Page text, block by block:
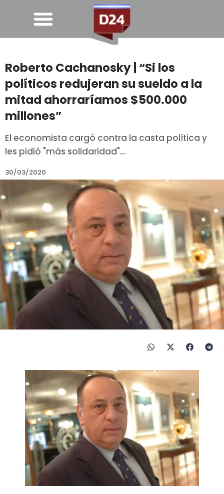
Roberto Cachanosky | “Si los
políticos redujeran su sueldo a la
mitad ahorraríamos $500.000
millones”
El economista cargó contra la casta política y
les pidió "más solidaridad"...
30/03/2020